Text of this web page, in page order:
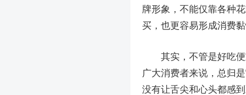
牌形象，不能仅靠各种
买，也更容易形成消费黏
其实，不管是好吃便
广大消费者来说，总归
没有让舌尖和心头都感